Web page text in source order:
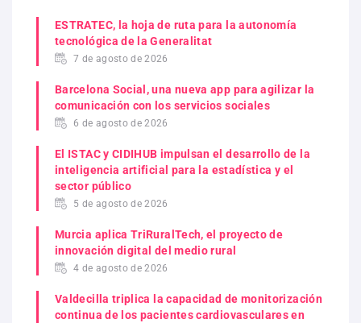
ESTRATEC, la hoja de ruta para la autonomía
tecnológica de la Generalitat
7 de agosto de 2026
Barcelona Social, una nueva app para agilizar la
comunicación con los servicios sociales
6 de agosto de 2026
El ISTAC y CIDIHUB impulsan el desarrollo de la
inteligencia artificial para la estadística y el
sector público
5 de agosto de 2026
Murcia aplica TriRuralTech, el proyecto de
innovación digital del medio rural
4 de agosto de 2026
Valdecilla triplica la capacidad de monitorización
continua de los pacientes cardiovasculares en